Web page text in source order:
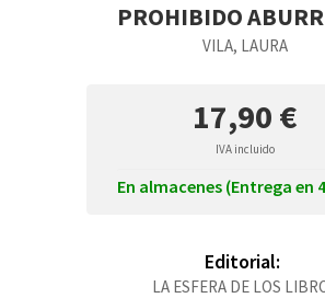
PROHIBIDO
VILA, LAURA
17,90 €
IVA incluido
En almacenes (Entrega en
Editorial:
LA ESFERA DE LOS